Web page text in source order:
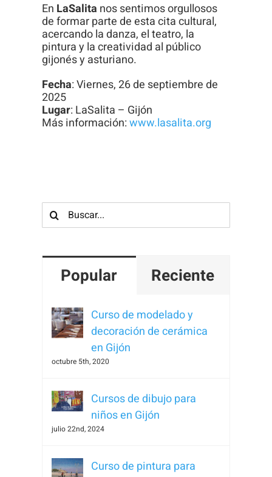
En LaSalita nos sentimos orgullosos
de formar parte de esta cita cultural,
acercando la danza, el teatro, la
pintura y la creatividad al público
gijonés y asturiano.
Fecha: Viernes, 26 de septiembre de
2025
Lugar: LaSalita – Gijón
Más información:www.lasalita.org
Buscar:
Popular Reciente
Curso de modelado y
decoración de cerámica
en Gijón
octubre 5th, 2020
Cursos de dibujo para
niños en Gijón
julio 22nd, 2024
Curso de pintura para